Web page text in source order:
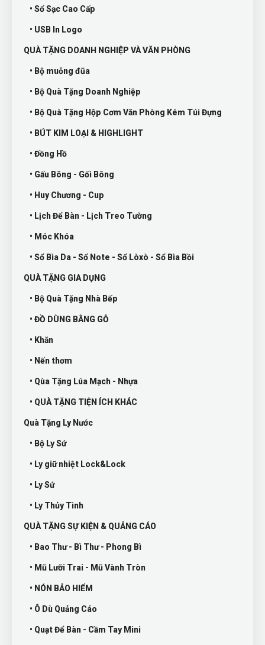
• Sổ Sạc Cao Cấp
• USB In Logo
QUÀ TẶNG DOANH NGHIỆP VÀ VĂN PHÒNG
• Bộ muỗng đũa
• Bộ Quà Tặng Doanh Nghiệp
• Bộ Quà Tặng Hộp Cơm Văn Phòng Kém Túi Đựng
• BÚT KIM LOẠI & HIGHLIGHT
• Đồng Hồ
• Gấu Bông - Gối Bông
• Huy Chương - Cup
• Lịch Để Bàn - Lịch Treo Tường
• Móc Khóa
• Sổ Bìa Da - Sổ Note - Sổ Lòxò - Sổ Bìa Bồi
QUÀ TẶNG GIA DỤNG
• Bộ Quà Tặng Nhà Bếp
• ĐỒ DÙNG BẰNG GỖ
• Khăn
• Nến thơm
• Qùa Tặng Lúa Mạch - Nhựa
• QUÀ TẶNG TIỆN ÍCH KHÁC
Quà Tặng Ly Nước
• Bộ Ly Sứ
• Ly giữ nhiệt Lock&Lock
• Ly Sứ
• Ly Thủy Tinh
QUÀ TẶNG SỰ KIỆN & QUẢNG CÁO
• Bao Thư - Bì Thư - Phong Bì
• Mũ Lưỡi Trai - Mũ Vành Tròn
• NÓN BẢO HIỂM
• Ô Dù Quảng Cáo
• Quạt Để Bàn - Cầm Tay Mini